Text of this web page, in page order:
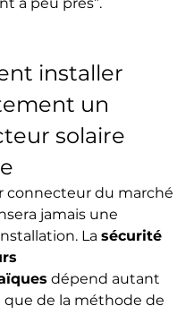
à peu près”.
installer
un
solaire
connecteur du marché
jamais une
La sécurité
dépend autant
de la méthode de